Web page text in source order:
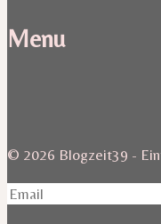
Menu
© 2026 Blogzeit39 -